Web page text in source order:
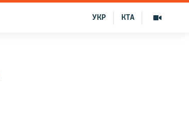
КТА
УКР